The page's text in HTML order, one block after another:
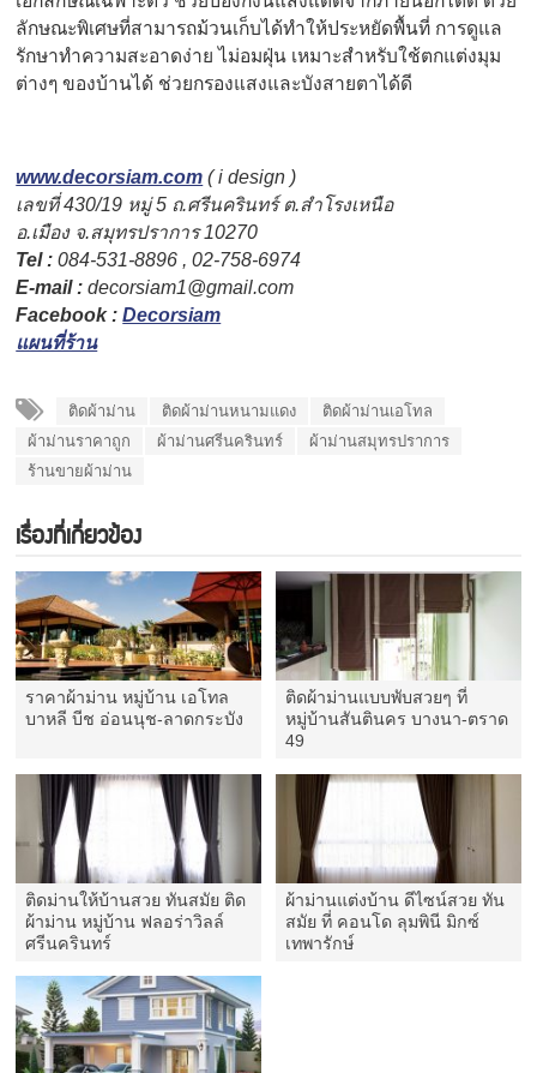
ลักษณะพิเศษที่สามารถม้วนเก็บได้ทำให้ประหยัดพื้นที่ การดูแล
รักษาทำความสะอาดง่าย ไม่อมฝุ่น เหมาะสำหรับใช้ตกแต่งมุม
ต่างๆ ของบ้านได้ ช่วยกรองแสงและบังสายตาได้ดี
www.decorsiam.com ( i design )
เลขที่ 430/19 หมู่ 5 ถ.ศรีนครินทร์ ต.สำโรงเหนือ
อ.เมือง จ.สมุทรปราการ 10270
Tel : 084-531-8896 , 02-758-6974
E-mail : decorsiam1@gmail.com
Facebook : Decorsiam
แผนที่ร้าน
ติดผ้าม่าน ติดผ้าม่านหนามแดง
ติดผ้าม่านเอโทล
ผ้าม่านราคาถูก
ผ้าม่านศรีนครินทร์
ผ้าม่านสมุทรปราการ
ร้านขายผ้าม่าน
เรื่องที่เกี่ยวข้อง
ราคาผ้าม่าน หมู่บ้าน เอโทล
บาหลี บีช อ่อนนุช-ลาดกระบัง
ติดผ้าม่านแบบพับสวยๆ ที่
หมู่บ้านสันตินคร บางนา-ตราด
49
ติดม่านให้บ้านสวย ทันสมัย ติด
ผ้าม่าน หมู่บ้าน ฟลอร่าวิลล์
ศรีนครินทร์
ผ้าม่านแต่งบ้าน ดีไซน์สวย ทัน
สมัย ที่ คอนโด ลุมพินี มิกซ์
เทพารักษ์